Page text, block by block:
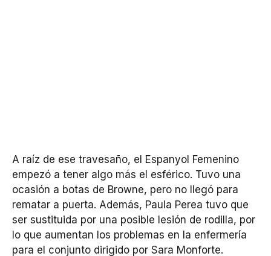
A raíz de ese travesaño, el Espanyol Femenino
empezó a tener algo más el esférico. Tuvo una
ocasión a botas de Browne, pero no llegó para
rematar a puerta. Además, Paula Perea tuvo que
ser sustituida por una posible lesión de rodilla, por
lo que aumentan los problemas en la enfermería
para el conjunto dirigido por Sara Monforte.